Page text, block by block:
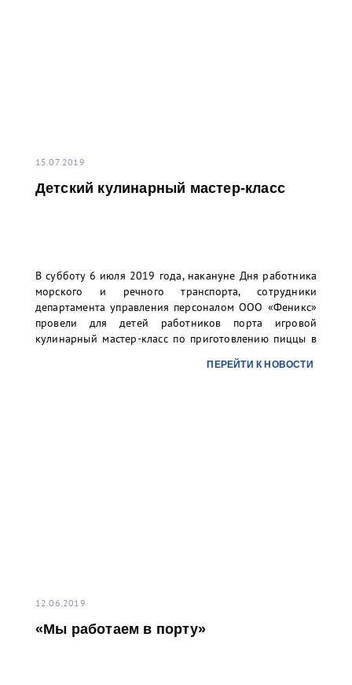
15.07.2019
Детский кулинарный мастер-класс
В субботу 6 июля 2019 года, накануне Дня работника
морского и речного транспорта, сотрудники
департамента управления персоналом ООО «Феникс»
провели для детей работников порта игровой
кулинарный мастер-класс по приготовлению пиццы в
ПЕРЕЙТИ К НОВОСТИ
12.06.2019
«Мы работаем в порту»